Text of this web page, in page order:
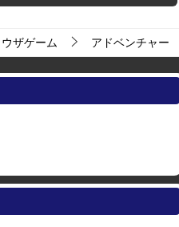
ザゲーム アドベンチャー